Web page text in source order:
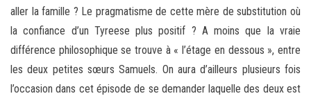
aller la famille ? Le pragmatisme de cette mère de substitution où
la confiance d’un Tyreese plus positif ? A moins que la vraie
différence philosophique se trouve à « l’étage en dessous », entre
les deux petites sœurs Samuels. On aura d’ailleurs plusieurs fois
l’occasion dans cet épisode de se demander laquelle des deux est